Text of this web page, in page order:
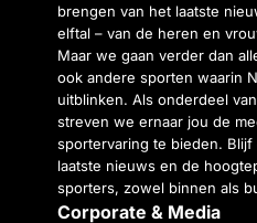
brengen van het laatste
elftal – van de heren en
Maar we gaan verder dan
ook andere sporten waarin
uitblinken. Als onderdeel
streven we ernaar jou de
sportervaring te bieden.
laatste nieuws en de
sporters, zowel binnen als
Corporate & Media